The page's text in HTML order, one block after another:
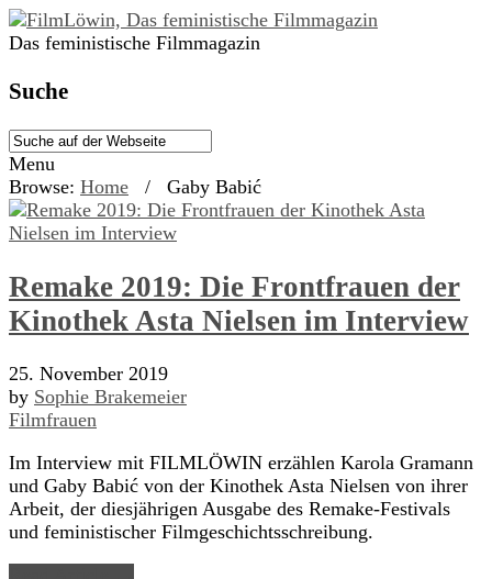
Das feministische Filmmagazin
Suche
Menu
Browse: Home / Gaby Babić
Remake 2019: Die Frontfrauen der
Kinothek Asta Nielsen im Interview
25. November 2019
by Sophie Brakemeier
Filmfrauen
Im Interview mit FILMLÖWIN erzählen Karola Gramann
und Gaby Babić von der Kinothek Asta Nielsen von ihrer
Arbeit, der diesjährigen Ausgabe des Remake-Festivals
und feministischer Filmgeschichtsschreibung.